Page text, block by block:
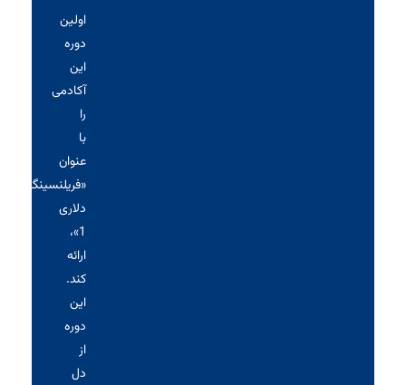
اولین
دوره
این
آکادمی
را
با
عنوان
«فریلنسینگ
دلاری
1»،
ارائه
کند.
این
دوره
از
دل